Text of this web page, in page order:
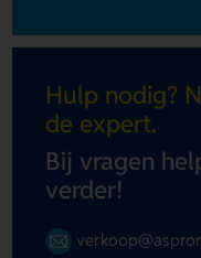
Hulp nodig?
de expert.
Bij vragen
verder!